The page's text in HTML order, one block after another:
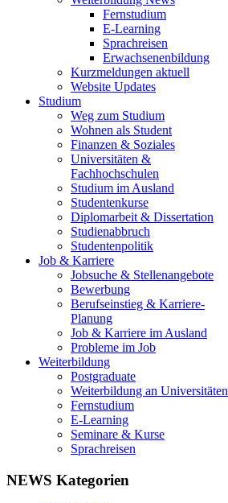
Fernstudium
E-Learning
Sprachreisen
Erwachsenenbildung
Kurzmeldungen aktuell
Website Updates
Studium
Weg zum Studium
Wohnen als Student
Finanzen & Soziales
Universitäten &
Fachhochschulen
Studium im Ausland
Studentenkurse
Diplomarbeit & Dissertation
Studienabbruch
Studentenpolitik
Job & Karriere
Jobsuche & Stellenangebote
Bewerbung
Berufseinstieg & Karriere-
Planung
Job & Karriere im Ausland
Probleme im Job
Weiterbildung
Postgraduate
Weiterbildung an Universitäten
Fernstudium
E-Learning
Seminare & Kurse
Sprachreisen
NEWS Kategorien